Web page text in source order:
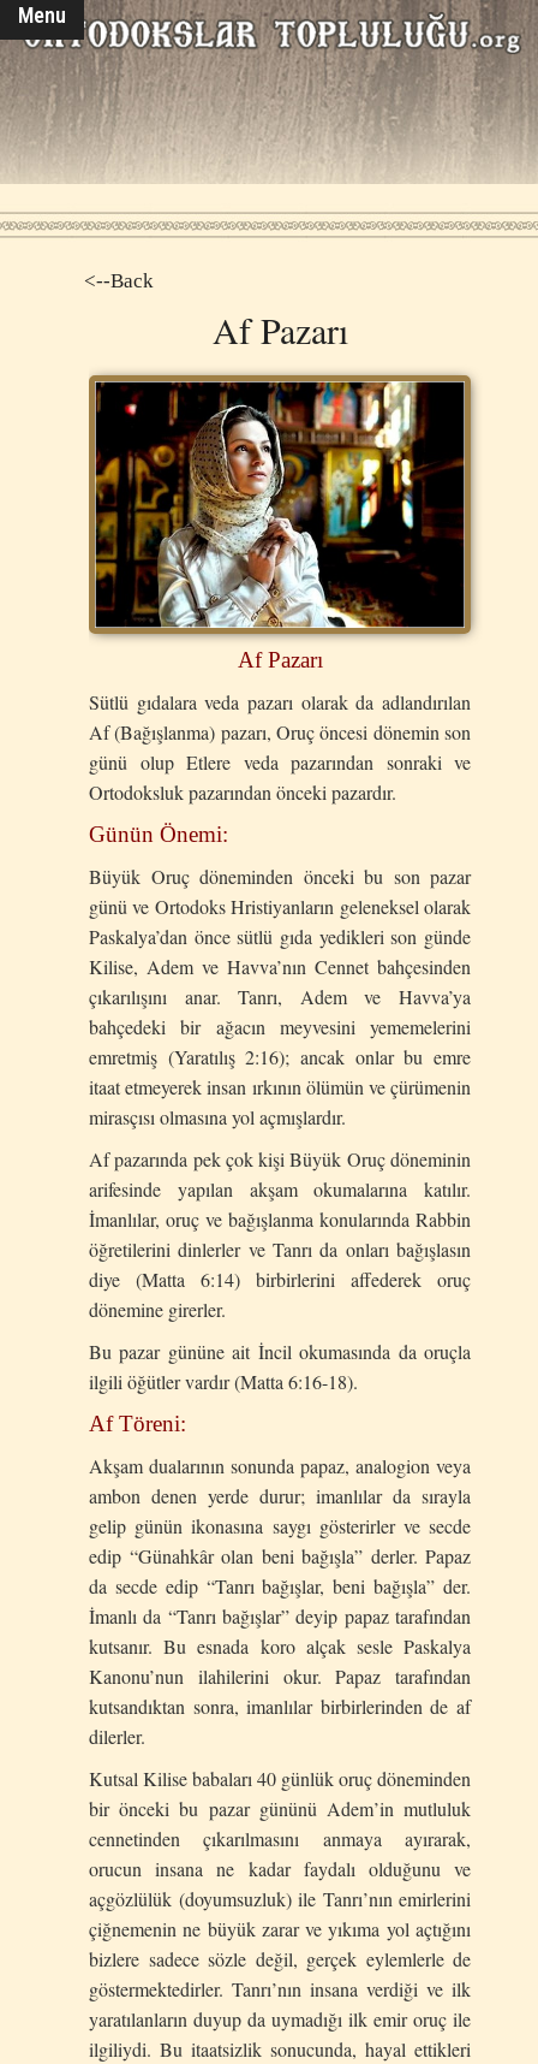
Menu
<--Back
Af Pazarı
Af Pazarı
Sütlü gıdalara veda pazarı olarak da adlandırılan
Af (Bağışlanma) pazarı, Oruç öncesi dönemin son
günü olup Etlere veda pazarından sonraki ve
Ortodoksluk pazarından önceki pazardır.
Günün Önemi:
Büyük Oruç döneminden önceki bu son pazar
günü ve Ortodoks Hristiyanların geleneksel olarak
Paskalya’dan önce sütlü gıda yedikleri son günde
Kilise, Adem ve Havva’nın Cennet bahçesinden
çıkarılışını anar. Tanrı, Adem ve Havva’ya
bahçedeki bir ağacın meyvesini yememelerini
emretmiş (Yaratılış 2:16); ancak onlar bu emre
itaat etmeyerek insan ırkının ölümün ve çürümenin
mirasçısı olmasına yol açmışlardır.
Af pazarında pek çok kişi Büyük Oruç döneminin
arifesinde yapılan akşam okumalarına katılır.
İmanlılar, oruç ve bağışlanma konularında Rabbin
öğretilerini dinlerler ve Tanrı da onları bağışlasın
diye (Matta 6:14) birbirlerini affederek oruç
dönemine girerler.
Bu pazar gününe ait İncil okumasında da oruçla
ilgili öğütler vardır (Matta 6:16-18).
Af Töreni:
Akşam dualarının sonunda papaz, analogion veya
ambon denen yerde durur; imanlılar da sırayla
gelip günün ikonasına saygı gösterirler ve secde
edip “Günahkâr olan beni bağışla” derler. Papaz
da secde edip “Tanrı bağışlar, beni bağışla” der.
İmanlı da “Tanrı bağışlar” deyip papaz tarafından
kutsanır. Bu esnada koro alçak sesle Paskalya
Kanonu’nun ilahilerini okur. Papaz tarafından
kutsandıktan sonra, imanlılar birbirlerinden de af
dilerler.
Kutsal Kilise babaları 40 günlük oruç döneminden
bir önceki bu pazar gününü Adem’in mutluluk
cennetinden çıkarılmasını anmaya ayırarak,
orucun insana ne kadar faydalı olduğunu ve
açgözlülük (doyumsuzluk) ile Tanrı’nın emirlerini
çiğnemenin ne büyük zarar ve yıkıma yol açtığını
bizlere sadece sözle değil, gerçek eylemlerle de
göstermektedirler. Tanrı’nın insana verdiği ve ilk
yaratılanların duyup da uymadığı ilk emir oruç ile
ilgiliydi. Bu itaatsizlik sonucunda, hayal ettikleri